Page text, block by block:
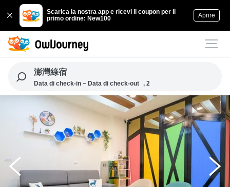
Scarica la nostra app e ricevi il coupon per il
primo ordine: New100
Aprire
澎灣綠宿
Data di check-in ~ Data di check-out , 2